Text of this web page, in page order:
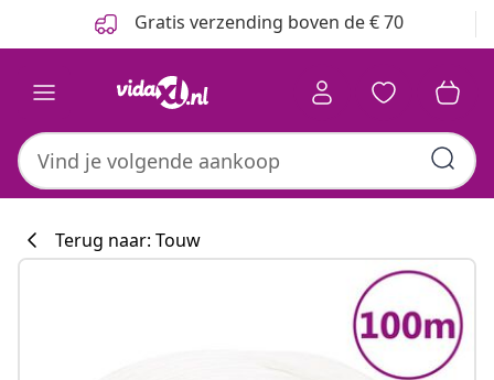
Gratis verzending boven de € 70
Terug naar: Touw